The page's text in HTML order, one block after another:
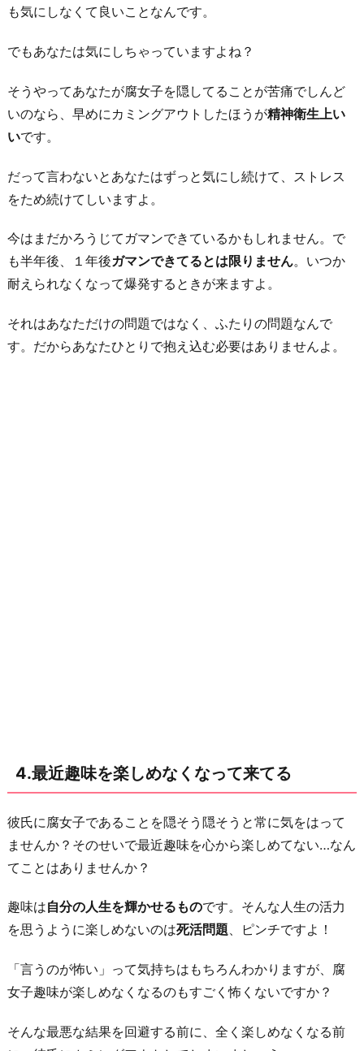
自
に
っ
て
か
が
え
の
な
い
味
お
も気にしなくて良いことなんです。
でもあなたは気にしちゃっていますよね？
そうやってあなたが腐女子を隠してることが苦痛でしんど
いのなら、早めにカミングアウトしたほうが精神衛生上い
いです。
だって言わないとあなたはずっと気にし続けて、ストレス
をため続けてしいますよ。
今はまだかろうじてガマンできているかもしれません。で
も半年後、１年後ガマンできてるとは限りません。いつか
耐えられなくなって爆発するときが来ますよ。
それはあなただけの問題ではなく、ふたりの問題なんで
す。だからあなたひとりで抱え込む必要はありませんよ。
4.最近趣味を楽しめなくなって来てる
彼氏に腐女子であることを隠そう隠そうと常に気をはって
ませんか？そのせいで最近趣味を心から楽しめてない…なん
てことはありませんか？
趣味は自分の人生を輝かせるものです。そんな人生の活力
を思うように楽しめないのは死活問題、ピンチですよ！
「言うのが怖い」って気持ちはもちろんわかりますが、腐
女子趣味が楽しめなくなるのもすごく怖くないですか？
そんな最悪な結果を回避する前に、全く楽しめなくなる前